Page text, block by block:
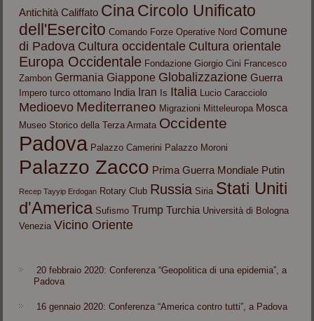
Antichità Califfato CinaCircolo Unificato
dell'Esercito Comando Forze Operative Nord Comune
di Padova Cultura occidentale Cultura orientale
Europa Occidentale Fondazione Giorgio Cini Francesco
Zambon Germania Giappone Globalizzazione Guerra
Impero turco ottomano India Iran Is Italia Lucio Caracciolo
Medioevo Mediterraneo Migrazioni Mitteleuropa Mosca
Museo Storico della Terza Armata Occidente
Padova Palazzo Camerini Palazzo Moroni
Palazzo Zacco Prima Guerra Mondiale Putin
Recep Tayyip Erdogan Rotary Club Russia Siria Stati Uniti
d'America Sufismo Trump Turchia Università di Bologna
Venezia Vicino Oriente
20 febbraio 2020: Conferenza “Geopolitica di una epidemia”, a
Padova
16 gennaio 2020: Conferenza “America contro tutti”, a Padova